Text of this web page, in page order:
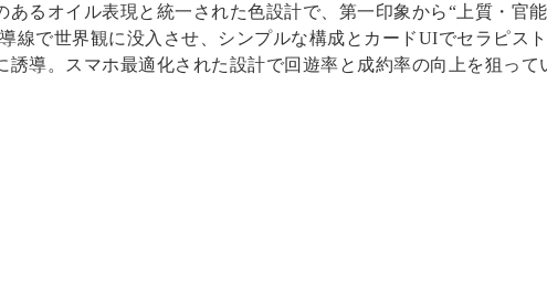
あるオイル表現と統一された色設計で、第一印象から“上質・官能
線で世界観に没入させ、シンプルな構成とカードUIでセラピス
誘導。スマホ最適化された設計で回遊率と成約率の向上を狙って